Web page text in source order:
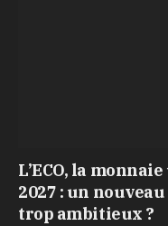
L’ECO, la
2027 : un
trop ambitieux ?